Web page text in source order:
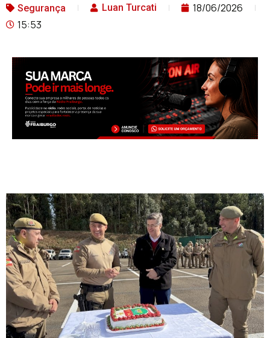
Segurança Luan Turcati
18/06/2026
15:53